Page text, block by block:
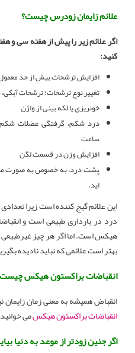
علائم زایمان زودرس چیست؟
اگر علائم زیر را پیش از هفته سی و
کنید:
افزایش ترشحات بیش از حد
تغییر نوع ترشحات؛ ترشحات
خونریزی یا لکه بینی از واژن
درد شکم، گرفتگی عضلات شکم
ساعت
افزایش وزن در قسمت لگن
پشت درد، به خصوص به صورت
اید.
این علائم گیج کننده است زیرا
درد در بارداری طبیعی است و
هیکس است. اما اگر هر چیز
بهتر است علائمی که نباید نادیده
انقباضات براکستون هیکس
انقباض همیشه به معنی زمان زایمان
انقباضات براکستون هیکسمی
اگر جنین زودتر از موعد به دنیا